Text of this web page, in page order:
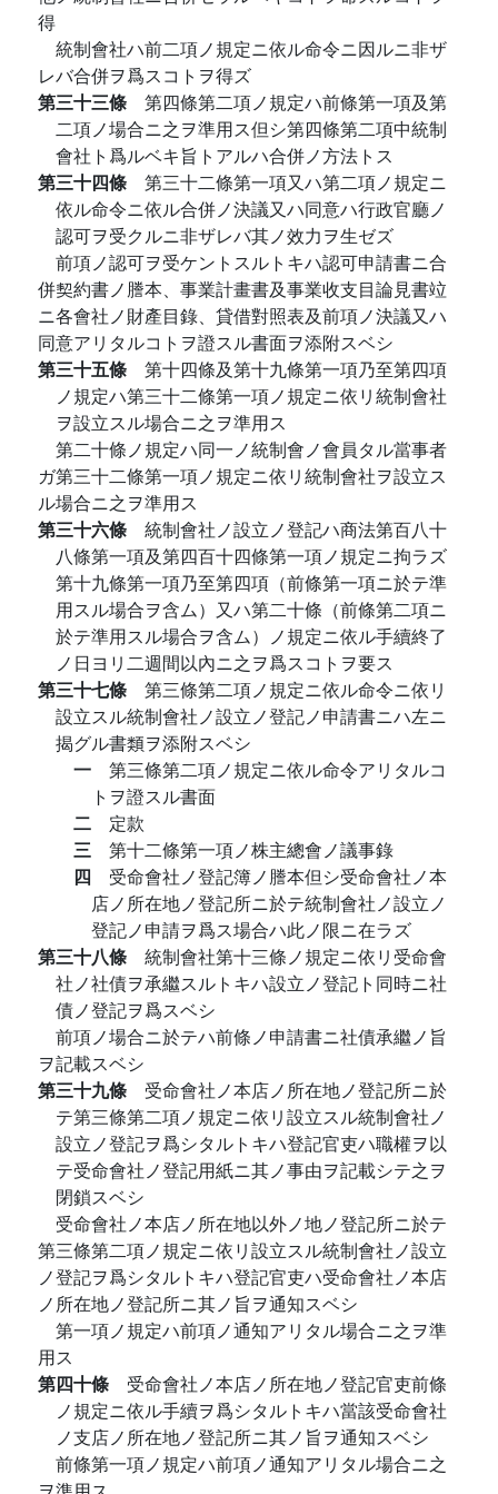
得
統制會社ハ前二項ノ規定ニ依ル命令ニ因ルニ非ザ
レバ合併ヲ爲スコトヲ得ズ
第三十三條 第四條第二項ノ規定ハ前條第一項及第
二項ノ場合ニ之ヲ準用ス但シ第四條第二項中統制
會社ト爲ルベキ旨トアルハ合併ノ方法トス
第三十四條 第三十二條第一項又ハ第二項ノ規定ニ
依ル命令ニ依ル合併ノ決議又ハ同意ハ行政官廳ノ
認可ヲ受クルニ非ザレバ其ノ效力ヲ生ゼズ
前項ノ認可ヲ受ケントスルトキハ認可申請書ニ合
併契約書ノ謄本、事業計畫書及事業收支目論見書竝
ニ各會社ノ財產目錄、貸借對照表及前項ノ決議又ハ
同意アリタルコトヲ證スル書面ヲ添附スベシ
第三十五條 第十四條及第十九條第一項乃至第四項
ノ規定ハ第三十二條第一項ノ規定ニ依リ統制會社
ヲ設立スル場合ニ之ヲ準用ス
第二十條ノ規定ハ同一ノ統制會ノ會員タル當事者
ガ第三十二條第一項ノ規定ニ依リ統制會社ヲ設立ス
ル場合ニ之ヲ準用ス
第三十六條 統制會社ノ設立ノ登記ハ商法第百八十
八條第一項及第四百十四條第一項ノ規定ニ拘ラズ
第十九條第一項乃至第四項（前條第一項ニ於テ準
用スル場合ヲ含ム）又ハ第二十條（前條第二項ニ
於テ準用スル場合ヲ含ム）ノ規定ニ依ル手續終了
ノ日ヨリ二週間以內ニ之ヲ爲スコトヲ要ス
第三十七條 第三條第二項ノ規定ニ依ル命令ニ依リ
設立スル統制會社ノ設立ノ登記ノ申請書ニハ左ニ
揭グル書類ヲ添附スベシ
一 第三條第二項ノ規定ニ依ル命令アリタルコ
トヲ證スル書面
二 定款
三 第十二條第一項ノ株主總會ノ議事錄
四 受命會社ノ登記簿ノ謄本但シ受命會社ノ本
店ノ所在地ノ登記所ニ於テ統制會社ノ設立ノ
登記ノ申請ヲ爲ス場合ハ此ノ限ニ在ラズ
第三十八條 統制會社第十三條ノ規定ニ依リ受命會
社ノ社債ヲ承繼スルトキハ設立ノ登記ト同時ニ社
債ノ登記ヲ爲スベシ
前項ノ場合ニ於テハ前條ノ申請書ニ社債承繼ノ旨
ヲ記載スベシ
第三十九條 受命會社ノ本店ノ所在地ノ登記所ニ於
テ第三條第二項ノ規定ニ依リ設立スル統制會社ノ
設立ノ登記ヲ爲シタルトキハ登記官吏ハ職權ヲ以
テ受命會社ノ登記用紙ニ其ノ事由ヲ記載シテ之ヲ
閉鎖スベシ
受命會社ノ本店ノ所在地以外ノ地ノ登記所ニ於テ
第三條第二項ノ規定ニ依リ設立スル統制會社ノ設立
ノ登記ヲ爲シタルトキハ登記官吏ハ受命會社ノ本店
ノ所在地ノ登記所ニ其ノ旨ヲ通知スベシ
第一項ノ規定ハ前項ノ通知アリタル場合ニ之ヲ準
用ス
第四十條 受命會社ノ本店ノ所在地ノ登記官吏前條
ノ規定ニ依ル手續ヲ爲シタルトキハ當該受命會社
ノ支店ノ所在地ノ登記所ニ其ノ旨ヲ通知スベシ
前條第一項ノ規定ハ前項ノ通知アリタル場合ニ之